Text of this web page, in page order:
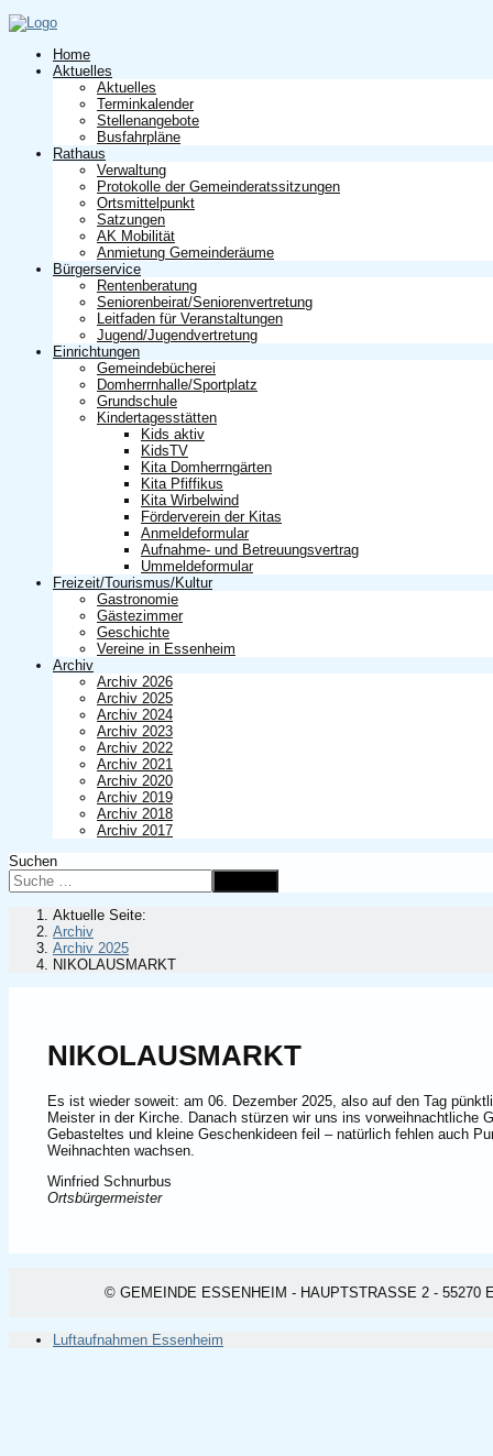
Home
Aktuelles
Aktuelles
Terminkalender
Stellenangebote
Busfahrpläne
Rathaus
Verwaltung
Protokolle der Gemeinderatssitzungen
Ortsmittelpunkt
Satzungen
AK Mobilität
Anmietung Gemeinderäume
Bürgerservice
Rentenberatung
Seniorenbeirat/Seniorenvertretung
Leitfaden für Veranstaltungen
Jugend/Jugendvertretung
Einrichtungen
Gemeindebücherei
Domherrnhalle/Sportplatz
Grundschule
Kindertagesstätten
Kids aktiv
KidsTV
Kita Domherrngärten
Kita Pfiffikus
Kita Wirbelwind
Förderverein der Kitas
Anmeldeformular
Aufnahme- und Betreuungsvertrag
Ummeldeformular
Freizeit/Tourismus/Kultur
Gastronomie
Gästezimmer
Geschichte
Vereine in Essenheim
Archiv
Archiv 2026
Archiv 2025
Archiv 2024
Archiv 2023
Archiv 2022
Archiv 2021
Archiv 2020
Archiv 2019
Archiv 2018
Archiv 2017
Suchen
Aktuelle Seite:
Archiv
Archiv 2025
NIKOLAUSMARKT
NIKOLAUSMARKT
Es ist wieder soweit: am 06. Dezember 2025, also auf den Tag
Meister in der Kirche. Danach stürzen wir uns ins vorweihnachtliche
Gebasteltes und kleine Geschenkideen feil – natürlich fehlen auch
Weihnachten wachsen.
Winfried Schnurbus
Ortsbürgermeister
© GEMEINDE ESSENHEIM - HAUPTSTRASSE 2 - 55270
Luftaufnahmen Essenheim